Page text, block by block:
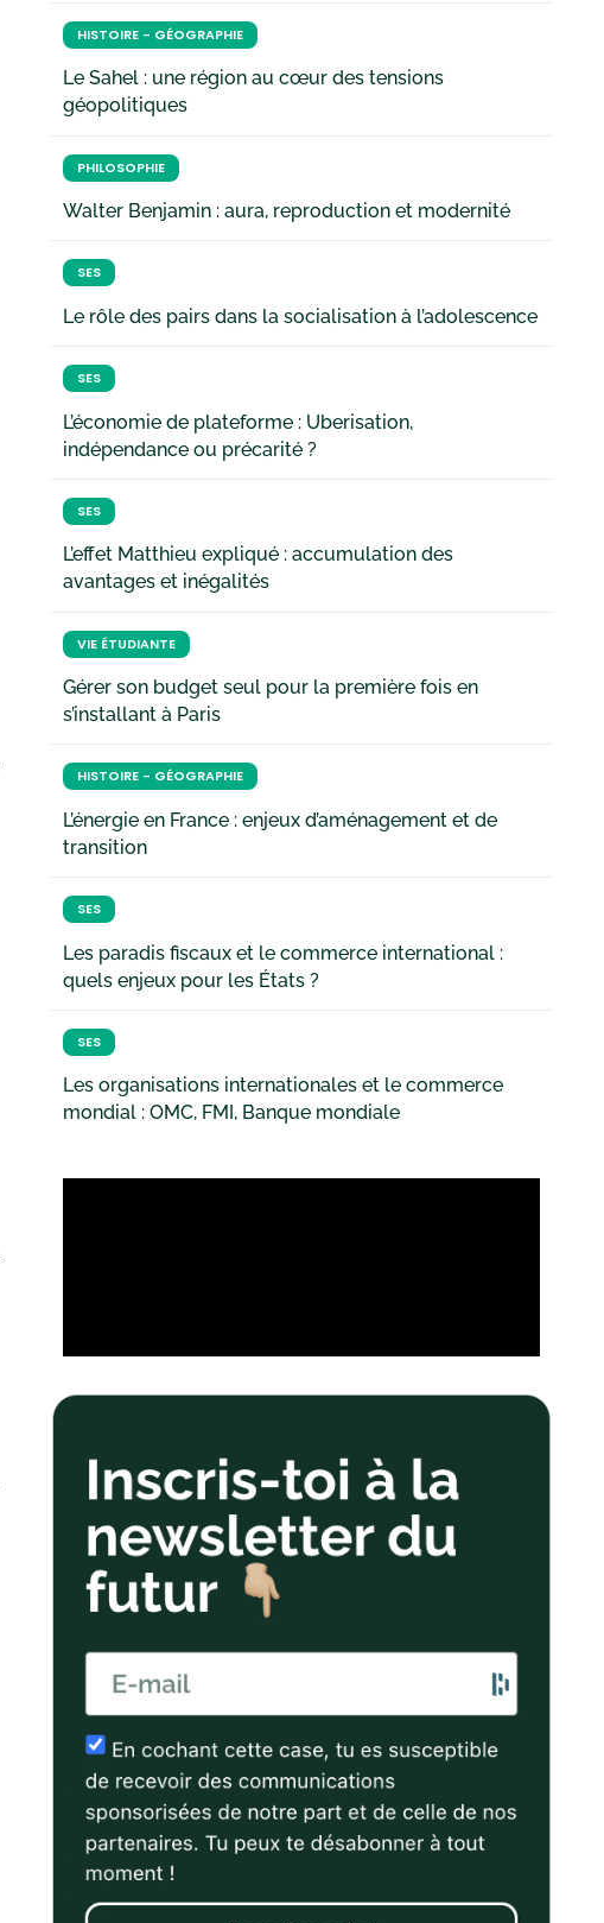
HISTOIRE - GÉOGRAPHIE
Le Sahel : une région au cœur des tensions
géopolitiques
PHILOSOPHIE
Walter Benjamin : aura, reproduction et modernité
SES
Le rôle des pairs dans la socialisation à l’adolescence
SES
L’économie de plateforme : Uberisation,
indépendance ou précarité ?
SES
L’effet Matthieu expliqué : accumulation des
avantages et inégalités
VIE ÉTUDIANTE
Gérer son budget seul pour la première fois en
s’installant à Paris
HISTOIRE - GÉOGRAPHIE
L’énergie en France : enjeux d’aménagement et de
transition
SES
Les paradis fiscaux et le commerce international :
quels enjeux pour les États ?
SES
Les organisations internationales et le commerce
mondial : OMC, FMI, Banque mondiale